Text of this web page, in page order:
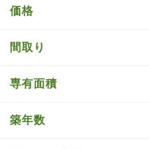
価格
間取り
専有面積
築年数